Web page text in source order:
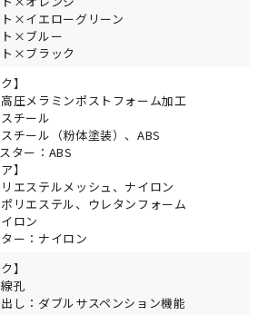
×イエローグリーン
×ブルー
×ブラック
】
圧メラミンポストフォーム加工
チール
チール（粉体塗装）、ABS
ター：ABS
】
エステルメッシュ、ナイロン
リエステル、ウレタンフォーム
ロン
ー：ナイロン
】
孔
し：ダブルサスペンション機能